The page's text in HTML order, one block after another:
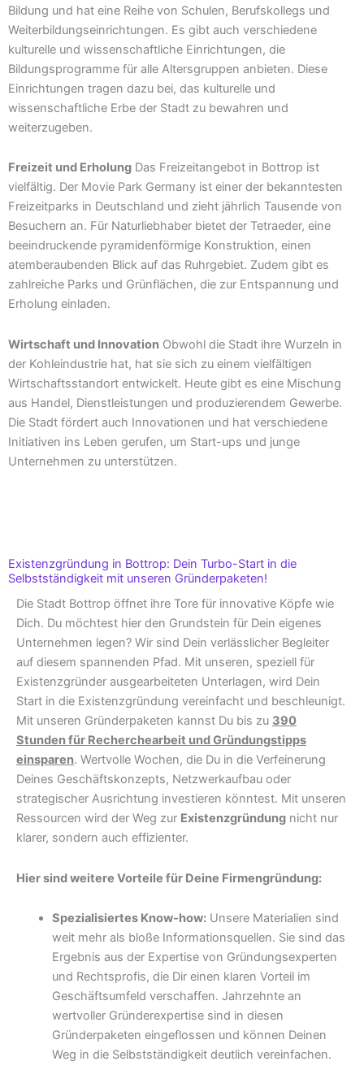
Bildung und hat eine Reihe von Schulen, Berufskollegs und
Weiterbildungseinrichtungen. Es gibt auch verschiedene
kulturelle und wissenschaftliche Einrichtungen, die
Bildungsprogramme für alle Altersgruppen anbieten. Diese
Einrichtungen tragen dazu bei, das kulturelle und
wissenschaftliche Erbe der Stadt zu bewahren und
weiterzugeben.
Freizeit und Erholung Das Freizeitangebot in Bottrop ist
vielfältig. Der Movie Park Germany ist einer der bekanntesten
Freizeitparks in Deutschland und zieht jährlich Tausende von
Besuchern an. Für Naturliebhaber bietet der Tetraeder, eine
beeindruckende pyramidenförmige Konstruktion, einen
atemberaubenden Blick auf das Ruhrgebiet. Zudem gibt es
zahlreiche Parks und Grünflächen, die zur Entspannung und
Erholung einladen.
Wirtschaft und Innovation Obwohl die Stadt ihre Wurzeln in
der Kohleindustrie hat, hat sie sich zu einem vielfältigen
Wirtschaftsstandort entwickelt. Heute gibt es eine Mischung
aus Handel, Dienstleistungen und produzierendem Gewerbe.
Die Stadt fördert auch Innovationen und hat verschiedene
Initiativen ins Leben gerufen, um Start-ups und junge
Unternehmen zu unterstützen.
Existenzgründung in Bottrop: Dein Turbo-Start in die
Selbstständigkeit mit unseren Gründerpaketen!
Die Stadt Bottrop öffnet ihre Tore für innovative Köpfe wie
Dich. Du möchtest hier den Grundstein für Dein eigenes
Unternehmen legen? Wir sind Dein verlässlicher Begleiter
auf diesem spannenden Pfad. Mit unseren, speziell für
Existenzgründer ausgearbeiteten Unterlagen, wird Dein
Start in die Existenzgründung vereinfacht und beschleunigt.
Mit unseren Gründerpaketen kannst Du bis zu 390
Stunden für Recherchearbeit und Gründungstipps
einsparen. Wertvolle Wochen, die Du in die Verfeinerung
Deines Geschäftskonzepts, Netzwerkaufbau oder
strategischer Ausrichtung investieren könntest. Mit unseren
Ressourcen wird der Weg zur Existenzgründung nicht nur
klarer, sondern auch effizienter.
Hier sind weitere Vorteile für Deine Firmengründung:
Spezialisiertes Know-how:Unsere Materialien sind
weit mehr als bloße Informationsquellen. Sie sind das
Ergebnis aus der Expertise von Gründungsexperten
und Rechtsprofis, die Dir einen klaren Vorteil im
Geschäftsumfeld verschaffen. Jahrzehnte an
wertvoller Gründerexpertise sind in diesen
Gründerpaketen eingeflossen und können Deinen
Weg in die Selbstständigkeit deutlich vereinfachen.